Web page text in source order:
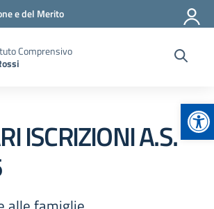
e del Merito
Comprensivo
ISCRIZIONI A.S.